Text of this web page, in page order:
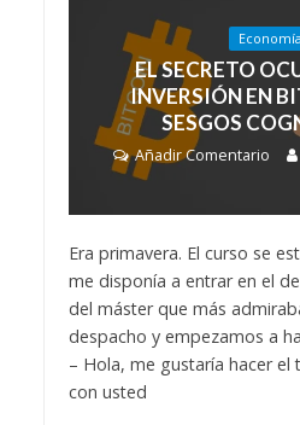
Economía
EL SECRETO
INVERSIÓN EN
SESGOS
Añadir Comentario
Era primavera. El curso se
me disponía a entrar en el
del máster que más
despacho y empezamos a
– Hola, me gustaría hacer
con usted